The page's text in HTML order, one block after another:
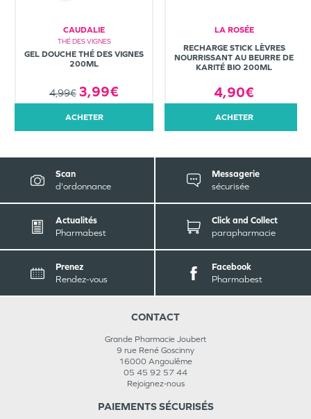
CAUDALIE
THÉ DES VIGNES
GEL DOUCHE THÉ DES VIGNES
200ML
4,99€ 3,99€
ACHETER
LA ROSÉE
RECHARGE STICK LÈVRES
NOURRISSANT AU BEURRE DE
KARITÉ BIO 200ML
4,90€
ACHETER
Scan
d'ordonnance
Messagerie
sécurisée
Actualités
Pharmabest
Click and Collect
parapharmacie
Prenez
Rendez-vous
Facebook
Pharmabest
CONTACT
Grande Pharmacie Joubert
9 rue René Goscinny
16000 Angoulême
05 45 92 57 44
Rejoignez-nous
PAIEMENTS SÉCURISÉS